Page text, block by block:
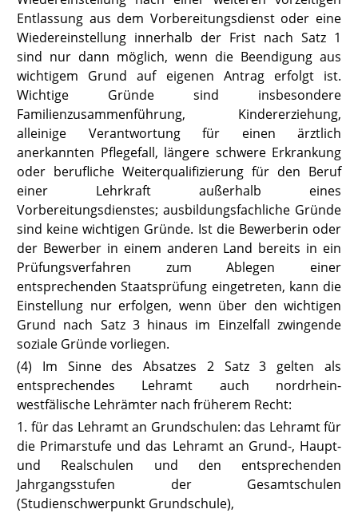
Entlassung aus dem Vorbereitungsdienst oder eine
Wiedereinstellung innerhalb der Frist nach Satz 1
sind nur dann möglich, wenn die Beendigung aus
wichtigem Grund auf eigenen Antrag erfolgt ist.
Wichtige Gründe sind insbesondere
Familienzusammenführung, Kindererziehung,
alleinige Verantwortung für einen ärztlich
anerkannten Pflegefall, längere schwere Erkrankung
oder berufliche Weiterqualifizierung für den Beruf
einer Lehrkraft außerhalb eines
Vorbereitungsdienstes; ausbildungsfachliche Gründe
sind keine wichtigen Gründe. Ist die Bewerberin oder
der Bewerber in einem anderen Land bereits in ein
Prüfungsverfahren zum Ablegen einer
entsprechenden Staatsprüfung eingetreten, kann die
Einstellung nur erfolgen, wenn über den wichtigen
Grund nach Satz 3 hinaus im Einzelfall zwingende
soziale Gründe vorliegen.
(4) Im Sinne des Absatzes 2 Satz 3 gelten als
entsprechendes Lehramt auch nordrhein-
westfälische Lehrämter nach früherem Recht:
1. für das Lehramt an Grundschulen: das Lehramt für
die Primarstufe und das Lehramt an Grund-, Haupt-
und Realschulen und den entsprechenden
Jahrgangsstufen der Gesamtschulen
(Studienschwerpunkt Grundschule),